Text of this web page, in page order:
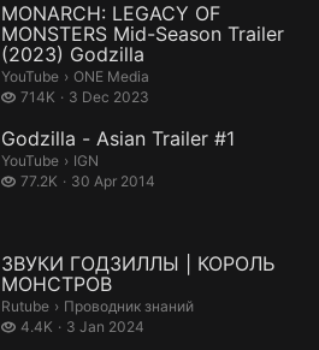
MONARCH: LEGACY OF
MONSTERS Mid-Season Trailer
(2023) Godzilla
YouTube › ONE Media.
ONE Media
714K
714 thousand views
3 Dec 2023
Godzilla - Asian Trailer #1
YouTube › IGN.
IGN
77.2K
77.2 thousand views
30 Apr 2014
ЗВУКИ ГОДЗИЛЛЫ | КОРОЛЬ
МОНСТРОВ
Rutube › Проводник знаний.
Проводник знаний
4.4K
4.4 thousand views
3 Jan 2024